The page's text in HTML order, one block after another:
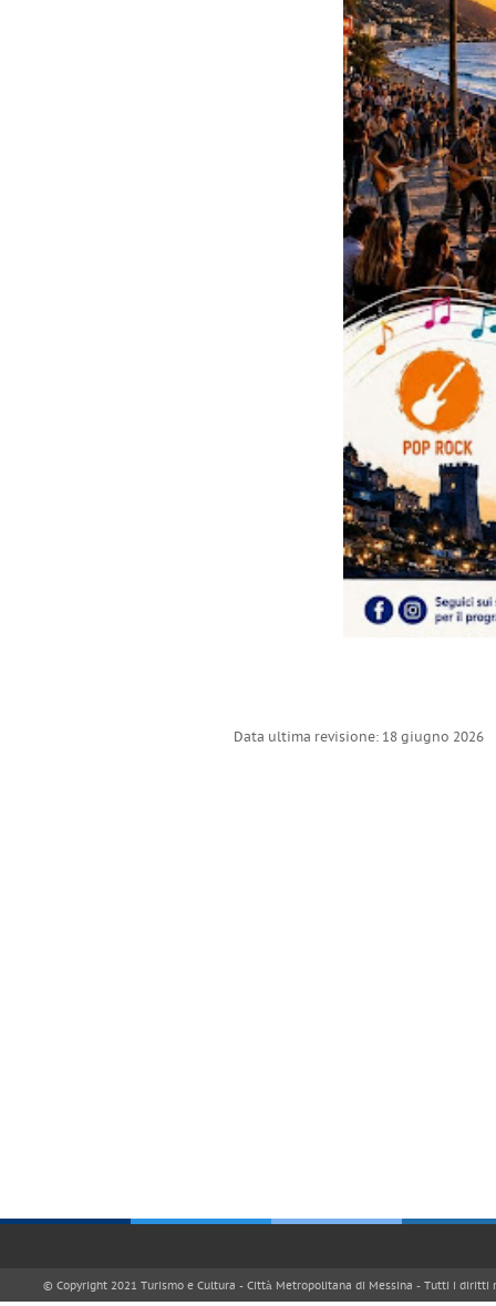
Data ultima revisione: 18 giugno 2026
© Copyright 2021 Turismo e Cultura - Città Metropolitana di Messina - Tutti i diritti